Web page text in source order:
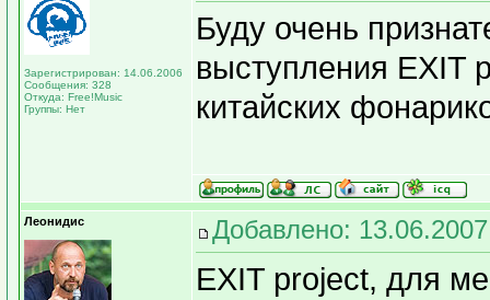
Зарегистрирован: 14.06.2006
Сообщения: 328
Откуда: Free!Music
Группы: Нет
Буду очень
выступления EXIT
китайских
Леонидис Добавлено:
EXIT project, для